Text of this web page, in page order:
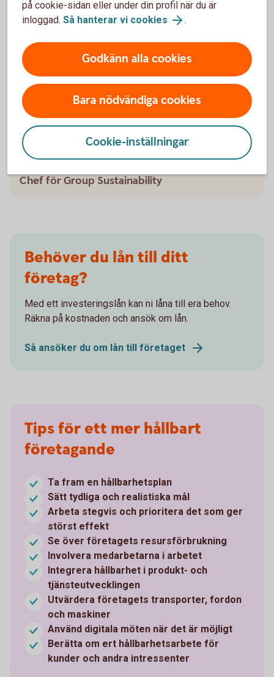
kompetensutveckling.
Johanna Fager
Chef för Group Sustainability
Behöver du lån till ditt
företag?
Med ett investeringslån kan ni låna till era behov.
Räkna på kostnaden och ansök om lån.
Så ansöker du om lån till företaget
Tips för ett mer hållbart
företagande
Ta fram en hållbarhetsplan
Sätt tydliga och realistiska mål
Arbeta stegvis och prioritera det som ger
störst effekt
Se över företagets resursförbrukning
Involvera medarbetarna i arbetet
Integrera hållbarhet i produkt- och
tjänsteutvecklingen
Utvärdera företagets transporter, fordon
och maskiner
Använd digitala möten när det är möjligt
Berätta om ert hållbarhetsarbete för
kunder och andra intressenter
på cookie-sidan eller under din profil när du är
inloggad. Så hanterar vi cookies .
Godkänn alla cookies
Bara nödvändiga cookies
Cookie-inställningar